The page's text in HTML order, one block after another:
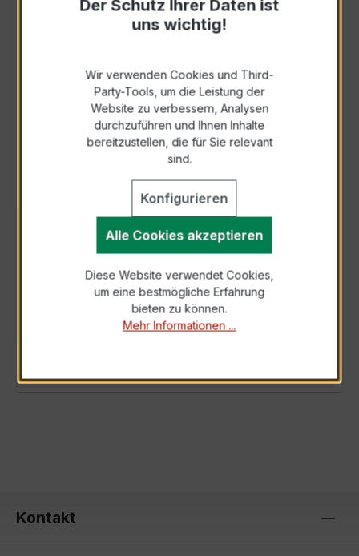
42-3001
Anfrage schriftlich
Als PDF exportieren
BESCHREIBUNG
kompakter, hochpräziser Hochfrequenz
Kabelumbau-Stromwandler der bewährten
Mehr
Kontakt
Der Schutz Ihrer Daten ist
uns wichtig!
Wir verwenden Cookies und Third-
Party-Tools, um die Leistung der
Website zu verbessern, Analysen
durchzuführen und Ihnen Inhalte
bereitzustellen, die für Sie relevant
sind.
Konfigurieren
Alle Cookies akzeptieren
Diese Website verwendet Cookies,
um eine bestmögliche Erfahrung
bieten zu können.
Mehr Informationen ...